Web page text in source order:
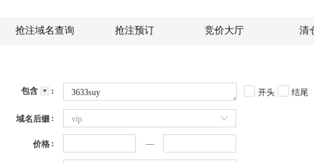
抢注域名查询 抢注预订 竞价大厅 清
包含 开头 结尾
域名后缀 vip
价格